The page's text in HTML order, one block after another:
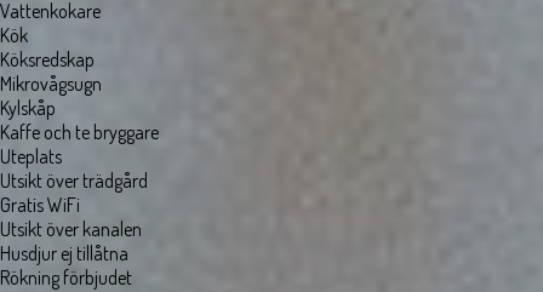
Vattenkokare
Kök
Köksredskap
Mikrovågsugn
Kylskåp
Kaffe och te bryggare
Uteplats
Utsikt över trädgård
Gratis WiFi
Utsikt över kanalen
Husdjur ej tillåtna
Rökning förbjudet